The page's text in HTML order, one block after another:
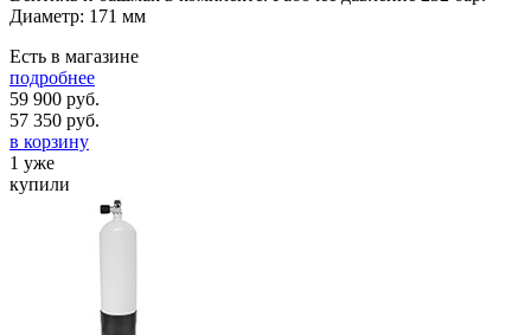
Диаметр: 171 мм
Есть в магазине
подробнее
59 900 руб.
57 350 руб.
в корзину
1 уже
купили